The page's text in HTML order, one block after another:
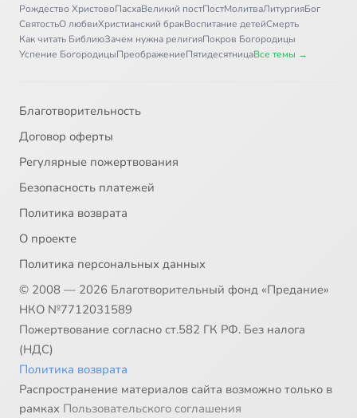
Рождество ХристовоПасхаВеликий постПостМолитваЛитургияБог
СвятостьО любвиХристианский бракВоспитание детейСмерть
Как читать БиблиюЗачем нужна религияПокров Богородицы
Успение БогородицыПреображениеПятидесятницаВсе темы →
Благотворительность
Договор оферты
Регулярные пожертвования
Безопасность платежей
Политика возврата
О проекте
Политика персональных данных
© 2008 — 2026 Благотворительный фонд «Предание»
НКО №7712031589
Пожертвование согласно ст.582 ГК РФ. Без налога
(НДС)
Политика возврата
Распространение материалов сайта возможно только в
рамках Пользовательского соглашения